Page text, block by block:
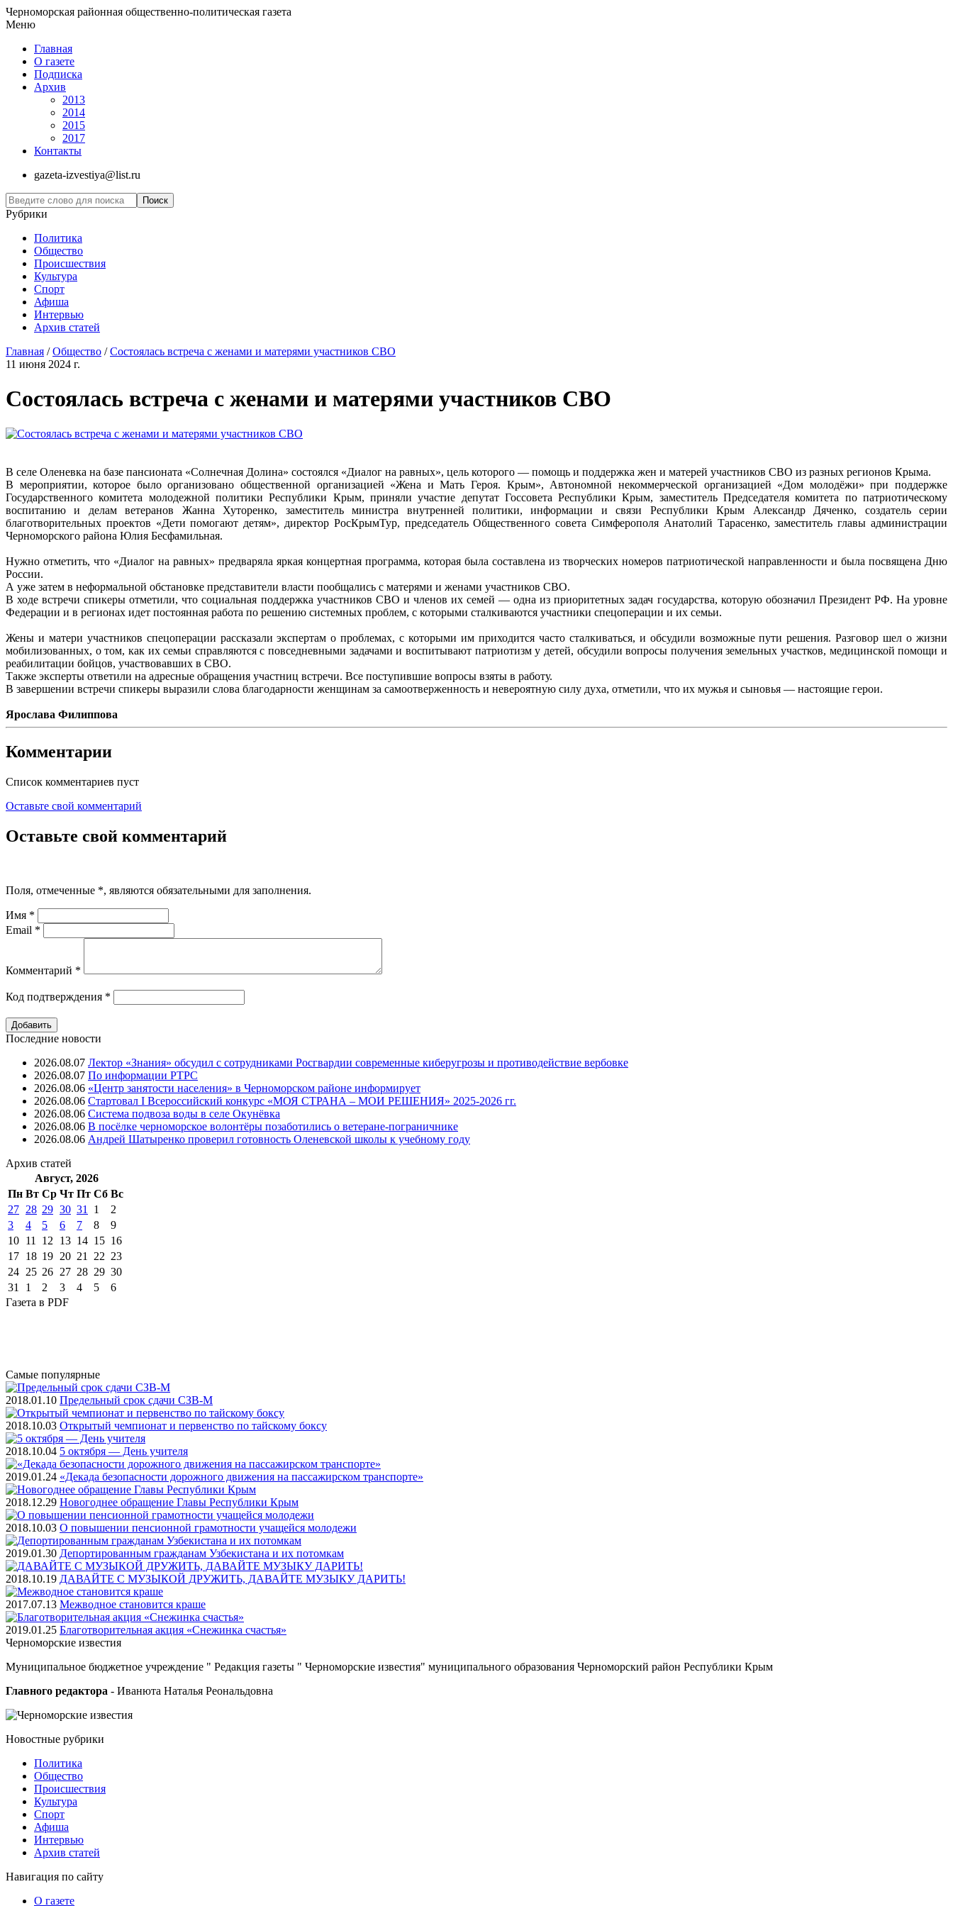
Черноморская районная общественно-политическая газета
Меню
Главная
О газете
Подписка
Архив
2013
2014
2015
2017
Контакты
gazeta-izvestiya@list.ru
Рубрики
Политика
Общество
Проиcшествия
Культура
Спорт
Афиша
Интервью
Архив статей
Главная /Общество /Состоялась встреча с женами и матерями участников СВО
11 июня 2024 г.
Состоялась встреча с женами и матерями участников СВО
В селе Оленевка на базе пансионата «Солнечная Долина» состоялся «Диалог на равных», цель которого — помощь и поддержка жен и матерей участников СВО из разных регионов Крыма.
В мероприятии, которое было организовано общественной организацией «Жена и Мать Героя. Крым», Автономной некоммерческой организацией «Дом молодёжи» при поддержке
Государственного комитета молодежной политики Республики Крым, приняли участие депутат Госсовета Республики Крым, заместитель Председателя комитета по патриотическому
воспитанию и делам ветеранов Жанна Хуторенко, заместитель министра внутренней политики, информации и связи Республики Крым Александр Дяченко, создатель серии
благотворительных проектов «Дети помогают детям», директор РосКрымТур, председатель Общественного совета Симферополя Анатолий Тарасенко, заместитель главы администрации
Черноморского района Юлия Бесфамильная.
Нужно отметить, что «Диалог на равных» предваряла яркая концертная программа, которая была составлена из творческих номеров патриотической направленности и была посвящена Дню
России.
А уже затем в неформальной обстановке представители власти пообщались с матерями и женами участников СВО.
В ходе встречи спикеры отметили, что социальная поддержка участников СВО и членов их семей — одна из приоритетных задач государства, которую обозначил Президент РФ. На уровне
Федерации и в регионах идет постоянная работа по решению системных проблем, с которыми сталкиваются участники спецоперации и их семьи.
Жены и матери участников спецоперации рассказали экспертам о проблемах, с которыми им приходится часто сталкиваться, и обсудили возможные пути решения. Разговор шел о жизни
мобилизованных, о том, как их семьи справляются с повседневными задачами и воспитывают патриотизм у детей, обсудили вопросы получения земельных участков, медицинской помощи и
реабилитации бойцов, участвовавших в СВО.
Также эксперты ответили на адресные обращения участниц встречи. Все поступившие вопросы взяты в работу.
В завершении встречи спикеры выразили слова благодарности женщинам за самоотверженность и невероятную силу духа, отметили, что их мужья и сыновья — настоящие герои.
Ярослава Филиппова
Комментарии
Список комментариев пуст
Оставьте свой комментарий
Оставьте свой комментарий
Поля, отмеченные *, являются обязательными для заполнения.
Имя *
Email *
Комментарий *
Код подтверждения *
Последние новости
2026.08.07 Лектор «Знания» обсудил с сотрудниками Росгвардии современные киберугрозы и противодействие вербовке
2026.08.07 ⁠По информации РТРС
2026.08.06 «Центр занятости населения» в Черноморском районе информирует
2026.08.06 Стартовал I Всероссийский конкурс «МОЯ СТРАНА – МОИ РЕШЕНИЯ» 2025-2026 гг.
2026.08.06 Система подвоза воды в селе Окунёвка
2026.08.06 В посёлке черноморское волонтёры позаботились о ветеране-пограничнике
2026.08.06 Андрей Шатыренко проверил готовность Оленевской школы к учебному году
Архив статей
Август, 2026
Пн Вт Ср Чт Пт Cб Вс
27 28 29 30 31 1
2
3
4 5 6 7 8
9
10 11 12 13 14 15 16
17 18 19 20 21 22 23
24 25 26 27 28 29 30
31
1 2 3 4 5
6
Газета в PDF
Самые популярные
2018.01.10 Предельный срок сдачи СЗВ-М
2018.10.03 Открытый чемпионат и первенство по тайскому боксу
2018.10.04 5 октября — День учителя
2019.01.24 «Декада безопасности дорожного движения на пассажирском транспорте»
2018.12.29 Новогоднее обращение Главы Республики Крым
2018.10.03 О повышении пенсионной грамотности учащейся молодежи
2019.01.30 Депортированным гражданам Узбекистана и их потомкам
2018.10.19 ДАВАЙТЕ С МУЗЫКОЙ ДРУЖИТЬ, ДАВАЙТЕ МУЗЫКУ ДАРИТЬ!
2017.07.13 Межводное становится краше
2019.01.25 Благотворительная акция «Снежинка счастья»
Черноморские известия
Муниципальное бюджетное учреждение " Редакция газеты " Черноморские известия" муниципального образования Черноморский район Республики Крым
Главного редактора - Иванюта Наталья Реональдовна
Новостные рубрики
Политика
Общество
Проиcшествия
Культура
Спорт
Афиша
Интервью
Архив статей
Навигация по сайту
О газете